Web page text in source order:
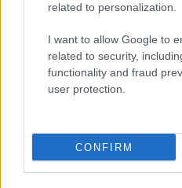
related to personalization.
I want to allow Google to
related to security,
functionality and fraud
user protection.
CONFIRM